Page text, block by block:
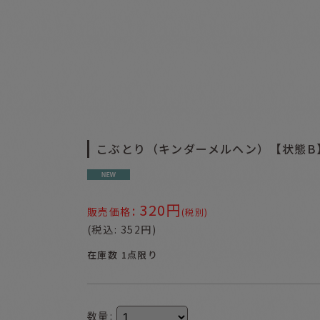
こぶとり（キンダーメルヘン）【状態B
販売価格 : 320円 (税別)
(税込: 352円)
在庫数 1点限り
数量 :